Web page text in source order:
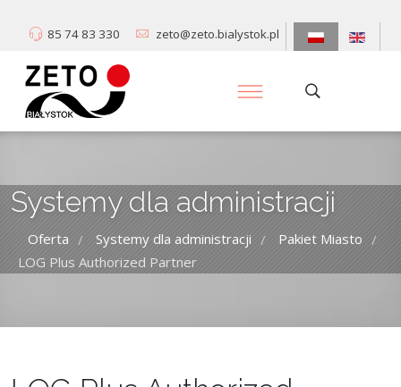
85 74 83 330 zeto@zeto.bialystok.pl
Systemy dla administracji
Oferta / Systemy dla administracji / Pakiet Miasto /
LOG Plus Authorized Partner